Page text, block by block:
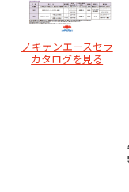
ノキテンエースセラ
カタログを見る